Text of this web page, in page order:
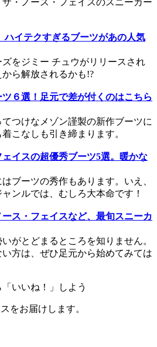
ハイテクすぎるブーツがあの人気
をジミー チュウがリリースされ
ら解放されるかも!?
ツ６選！足元で差が付くのはこちら
つけなメゾン謹製の新作ブーツに
こなしも引き締まります。
ェイスの超優秀ブーツ5選。暖かな
ブーツの秀作もあります。いえ、
ンルでは、むしろ大本命です！
ース・フェイスなど、最旬スニーカ
がとどまるところを知りません。
方は、ぜひ足元から始めてみては
いいね！」しよう
をお届けします。